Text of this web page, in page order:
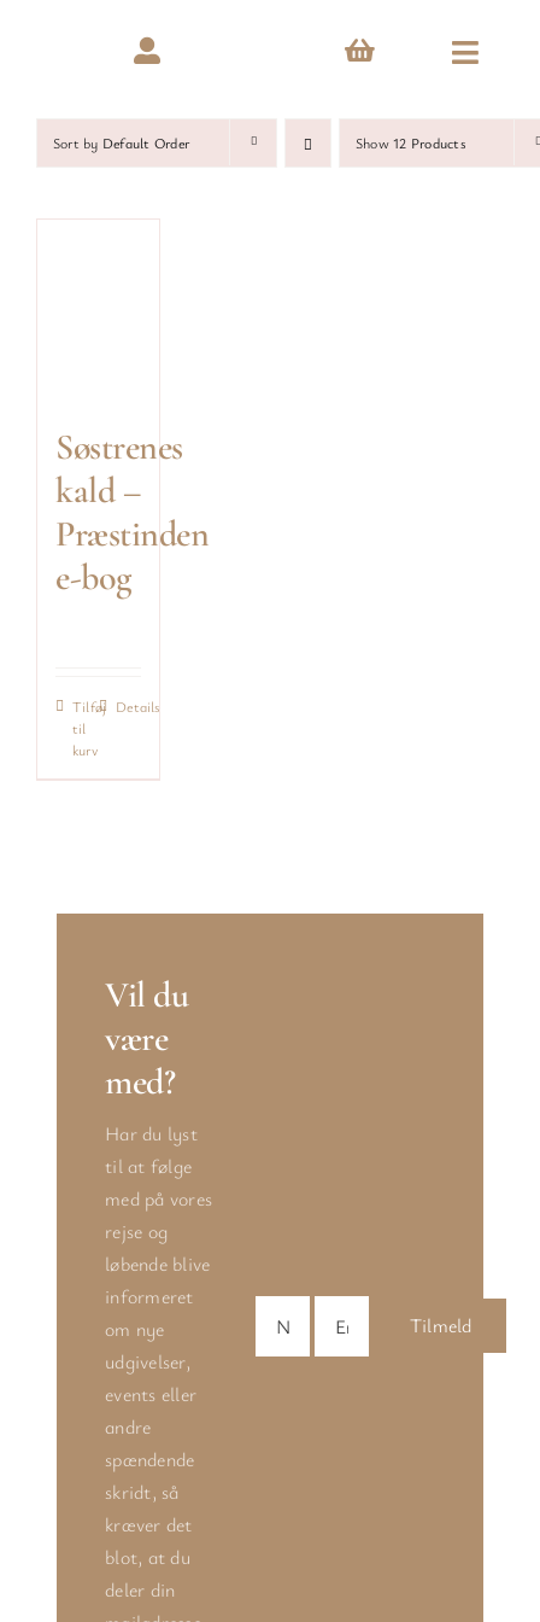
Toggle
Hjem
Sort by Default Order Show12 Products
Søstrenes
kald –
Præstinden
e-bog
Tilføj
til
kurv
Details
Vil du
være
med?
Har du lyst
til at følge
med på vores
rejse og
løbende blive
informeret
om nye
udgivelser,
events eller
andre
spændende
skridt, så
kræver det
blot, at du
deler din
Tilmeld